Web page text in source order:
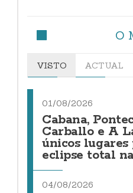
O
VISTO ACTUAL
01/08/2026
Cabana,
Carballo e A
únicos
eclipse total
04/08/2026